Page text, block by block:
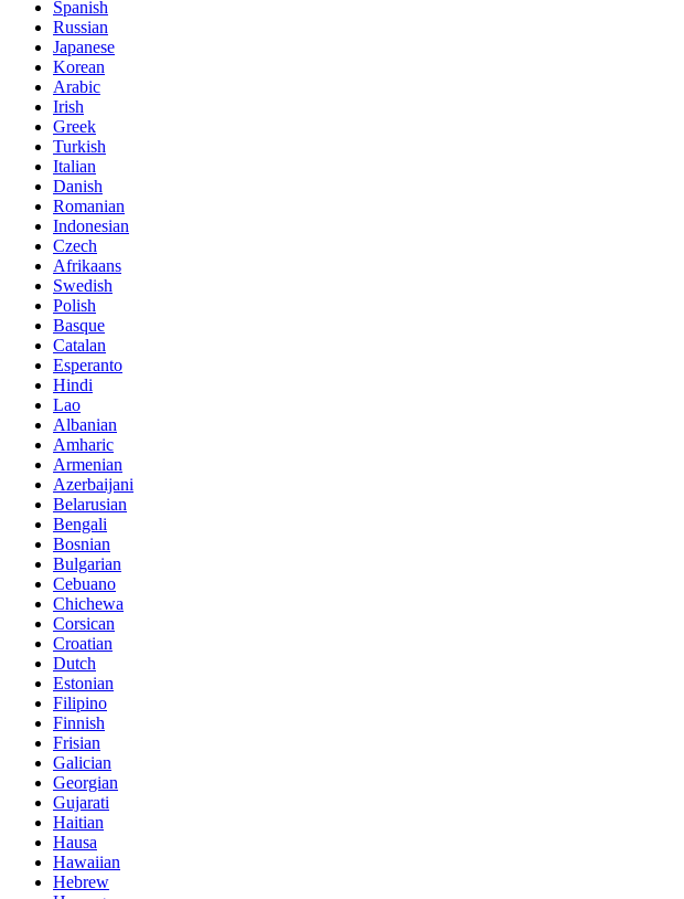
Spanish
Russian
Japanese
Korean
Arabic
Irish
Greek
Turkish
Italian
Danish
Romanian
Indonesian
Czech
Afrikaans
Swedish
Polish
Basque
Catalan
Esperanto
Hindi
Lao
Albanian
Amharic
Armenian
Azerbaijani
Belarusian
Bengali
Bosnian
Bulgarian
Cebuano
Chichewa
Corsican
Croatian
Dutch
Estonian
Filipino
Finnish
Frisian
Galician
Georgian
Gujarati
Haitian
Hausa
Hawaiian
Hebrew